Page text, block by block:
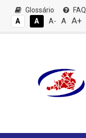
Glossário FAQ
A
A A- A A+